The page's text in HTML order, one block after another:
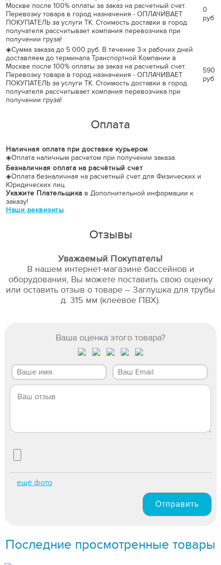
Москве после 100% оплаты за заказ на расчетный счет.
Перевозку товара в город назначения - ОПЛАЧИВАЕТ
ПОКУПАТЕЛЬ за услуги ТК. Стоимость доставки в город
получателя рассчитывает компания перевозчика при
получении груза!
0
руб
◈Сумма заказа до 5 000 руб. В течение 3-х рабочих дней
доставляем до терминала Транспортной Компании в
Москве после 100% оплаты за заказ на расчетный счет.
Перевозку товара в город назначения - ОПЛАЧИВАЕТ
ПОКУПАТЕЛЬ за услуги ТК. Стоимость доставки в город
получателя рассчитывает компания перевозчика при
получении груза!
590
руб
Оплата
Наличная оплата при доставке курьером
◈Оплата наличным расчетом при получении заказа.
Безналичная оплата на расчётный счет
◈Оплата безналичная на расчетный счет для Физических и
Юридических лиц.
Укажите Плательщика в Дополнительной информации к
заказу!
Наши реквизиты
Отзывы
Уважаемый Покупатель!
В нашем интернет-магазине бассейнов и
оборудования, Вы можете поставить свою оценку
или оставить отзыв о товаре – Заглушка для трубы
д. 315 мм (клеевое ПВХ).
Ваша оценка этого товара?
ещё фото
Отправить
Последние просмотренные товары